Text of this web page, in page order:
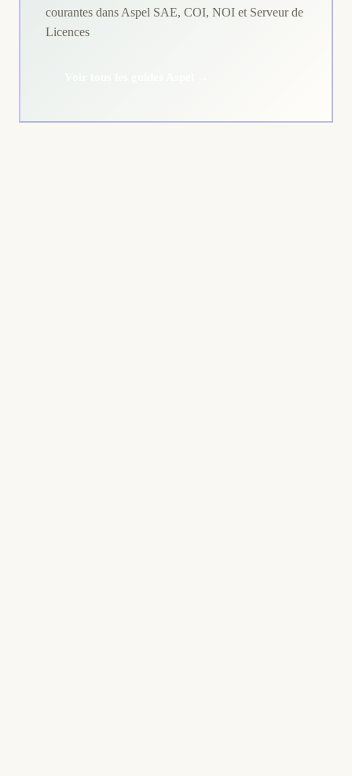
courantes dans Aspel SAE, COI, NOI et Serveur de
Licences